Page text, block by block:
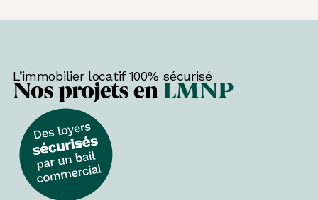
L’immobilier locatif 100% sécurisé
Nos projets enLMNP